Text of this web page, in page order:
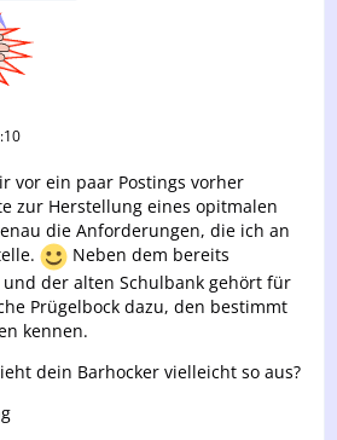
vor ein paar Postings vorher
zur Herstellung eines opitmalen
die Anforderungen, die ich an
Neben dem bereits
und der alten Schulbank gehört für
Prügelbock dazu, den bestimmt
kennen.
dein Barhocker vielleicht so aus?